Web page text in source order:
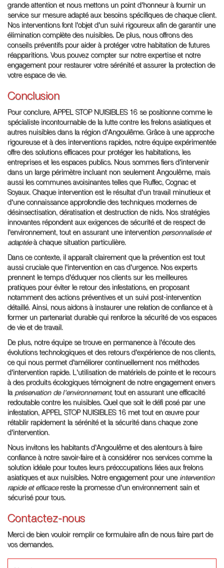
grande attention et nous mettons un point d'honneur à fournir un
service sur mesure adapté aux besoins spécifiques de chaque client.
Nos interventions font l'objet d'un suivi rigoureux afin de garantir une
élimination complète des nuisibles. De plus, nous offrons des
conseils préventifs pour aider à protéger votre habitation de futures
réapparitions. Vous pouvez compter sur notre expertise et notre
engagement pour restaurer votre sérénité et assurer la protection de
votre espace de vie.
Conclusion
Pour conclure, APPEL STOP NUISIBLES 16 se positionne comme le
spécialiste incontournable de la lutte contre les frelons asiatiques et
autres nuisibles dans la région d'Angoulême. Grâce à une approche
rigoureuse et à des interventions rapides, notre équipe expérimentée
offre des solutions efficaces pour protéger les habitations, les
entreprises et les espaces publics. Nous sommes fiers d'intervenir
dans un large périmètre incluant non seulement Angoulême, mais
aussi les communes avoisinantes telles que Ruffec, Cognac et
Soyaux. Chaque intervention est le résultat d'un travail minutieux et
d'une connaissance approfondie des techniques modernes de
désinsectisation, dératisation et destruction de nids. Nos stratégies
innovantes répondent aux exigences de sécurité et de respect de
l'environnement, tout en assurant une intervention personnalisée et
adaptéeà chaque situation particulière.
Dans ce contexte, il apparaît clairement que la prévention est tout
aussi cruciale que l'intervention en cas d'urgence. Nos experts
prennent le temps d'éduquer nos clients sur les meilleures
pratiques pour éviter le retour des infestations, en proposant
notamment des actions préventives et un suivi post-intervention
détaillé. Ainsi, nous aidons à instaurer une relation de confiance et à
former un partenariat durable qui renforce la sécurité de vos espaces
de vie et de travail.
De plus, notre équipe se trouve en permanence à l'écoute des
évolutions technologiques et des retours d'expérience de nos clients,
ce qui nous permet d'améliorer continuellement nos méthodes
d'intervention rapide. L'utilisation de matériels de pointe et le recours
à des produits écologiques témoignent de notre engagement envers
la préservation de l'environnement, tout en assurant une efficacité
redoutable contre les nuisibles. Quel que soit le défi posé par une
infestation, APPEL STOP NUISIBLES 16 met tout en œuvre pour
rétablir rapidement la sérénité et la sécurité dans chaque zone
d'intervention.
Nous invitons les habitants d'Angoulême et des alentours à faire
confiance à notre savoir-faire et à considérer nos services comme la
solution idéale pour toutes leurs préoccupations liées aux frelons
asiatiques et aux nuisibles. Notre engagement pour une intervention
rapide et efficacereste la promesse d'un environnement sain et
sécurisé pour tous.
Contactez-nous
Merci de bien vouloir remplir ce formulaire afin de nous faire part de
vos demandes.